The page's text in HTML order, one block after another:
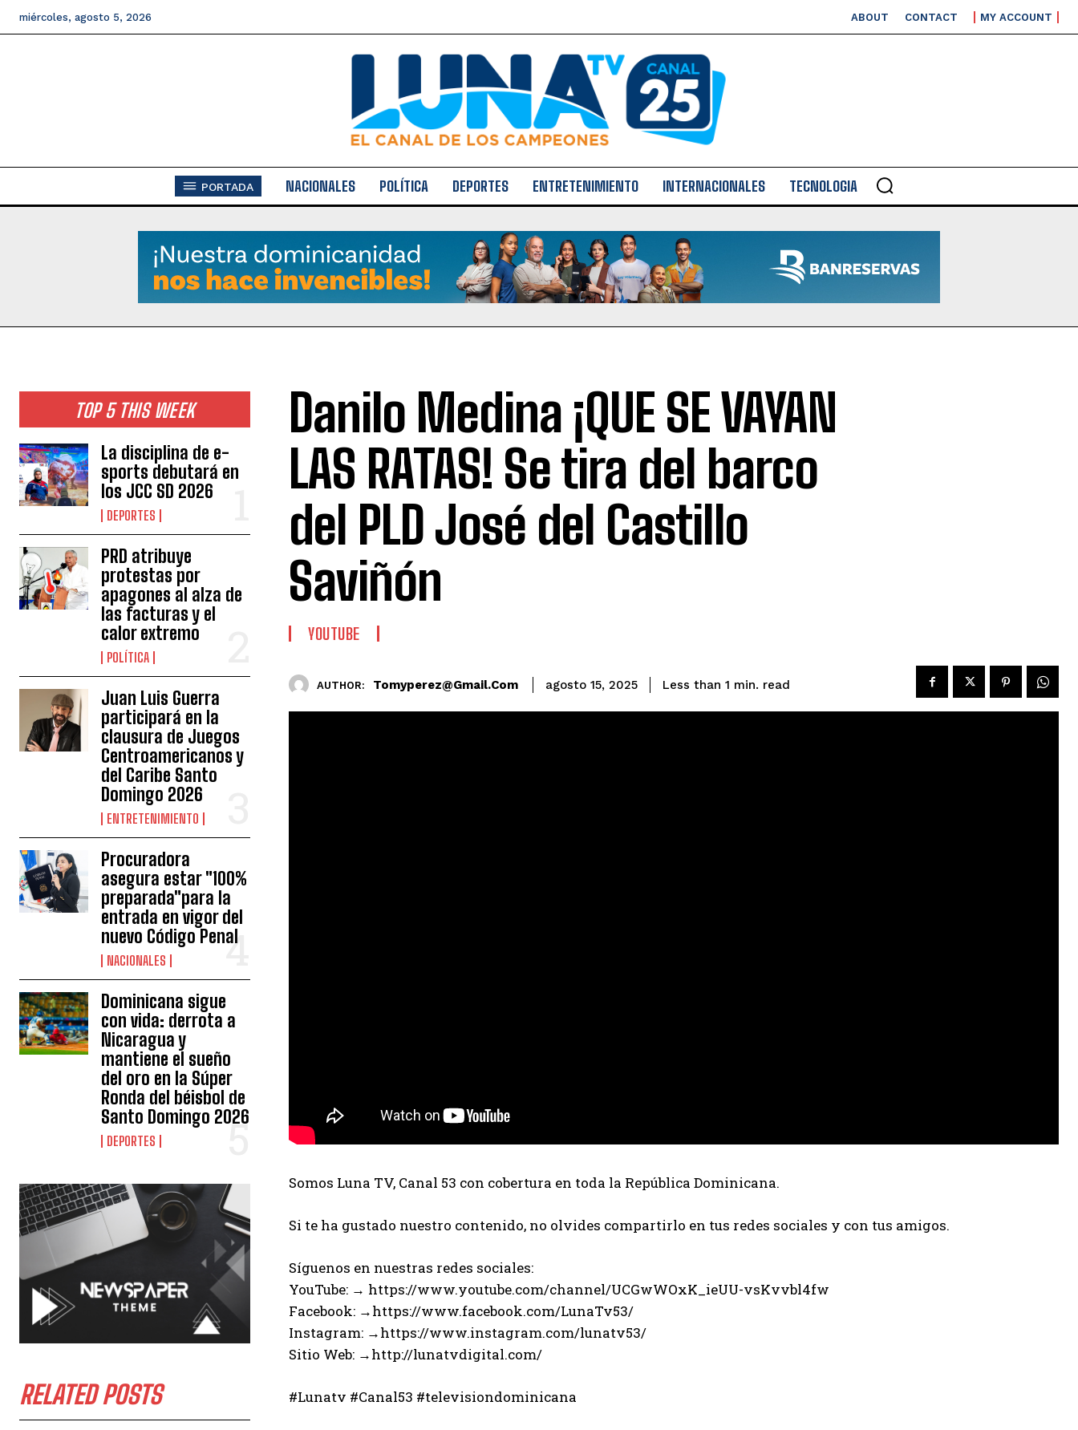
miércoles, agosto 5, 2026 ABOUT CONTACT MY ACCOUNT
PORTADA NACIONALES POLÍTICA DEPORTES ENTRETENIMIENTO INTERNACIONALES TECNOLOGIA
TOP 5 THIS WEEK
La disciplina de e-
sports debutará en
los JCC SD 2026
DEPORTES
PRD atribuye
protestas por
apagones al alza de
las facturas y el
calor extremo
POLÍTICA
Juan Luis Guerra
participará en la
clausura de Juegos
Centroamericanos y
del Caribe Santo
Domingo 2026
ENTRETENIMIENTO
Procuradora
asegura estar "100%
preparada"para la
entrada en vigor del
nuevo Código Penal
NACIONALES
Dominicana sigue
con vida: derrota a
Nicaragua y
mantiene el sueño
del oro en la Súper
Ronda del béisbol de
Santo Domingo 2026
DEPORTES
RELATED POSTS
Danilo Medina ¡QUE SE VAYAN
LAS RATAS! Se tira del barco
del PLD José del Castillo
Saviñón
YOUTUBE
AUTHOR: Tomyperez@gmail.com agosto 15, 2025 Less than 1 min. read
Somos Luna TV, Canal 53 con cobertura en toda la República Dominicana.
Si te ha gustado nuestro contenido, no olvides compartirlo en tus redes sociales y con tus amigos.
Síguenos en nuestras redes sociales:
YouTube: → https://www.youtube.com/channel/UCGwWOxK_ieUU-vsKvvbl4fw
Facebook: →https://www.facebook.com/LunaTv53/
Instagram: →https://www.instagram.com/lunatv53/
Sitio Web: →http://lunatvdigital.com/
#Lunatv #Canal53 #televisiondominicana